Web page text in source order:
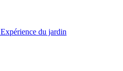
Expérience du jardin